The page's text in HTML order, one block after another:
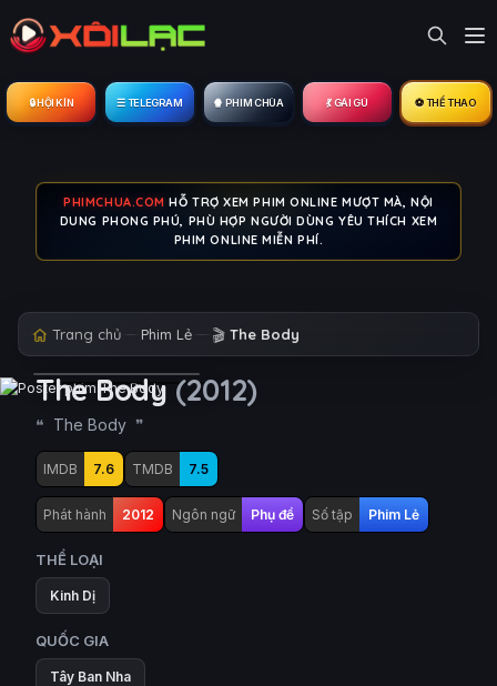
🔒︎ HỘI KÍN ☰ TELEGRAM 🍿 PHIM CHÙA 💃 GÁI GÚ ⚽ THỂ THAO
PHIMCHUA.COM HỖ TRỢ XEM PHIM ONLINE MƯỢT MÀ, NỘI
DUNG PHONG PHÚ, PHÙ HỢP NGƯỜI DÙNG YÊU THÍCH XEM
PHIM ONLINE MIỄN PHÍ.
Trang chủ Phim Lẻ 🎬 The Body
The Body (2012)
The Body
IMDB 7.6 TMDB 7.5
Phát hành 2012 Ngôn ngữ Phụ đề Số tập Phim Lẻ
THỂ LOẠI
Kinh Dị
QUỐC GIA
Tây Ban Nha